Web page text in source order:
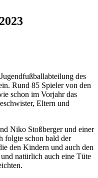
des
Rund 85 Spieler von den
schon im Vorjahr das
Eltern und
Niko Stoßberger und einer
folgte schon bald der
den Kindern und auch den
natürlich auch eine Tüte